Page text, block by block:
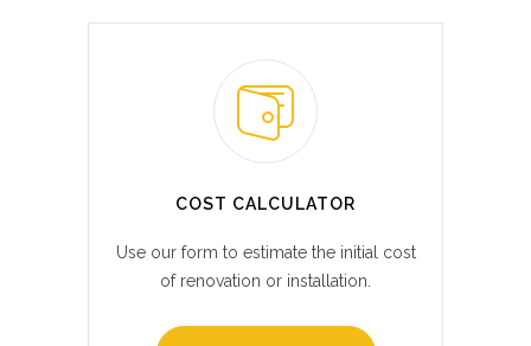
COST CALCULATOR
Use our form to estimate the initial cost
of renovation or installation.